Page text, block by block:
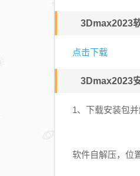
3Dmax2023
点击下载
3Dmax2023
1、下载安装包
软件自解压，位